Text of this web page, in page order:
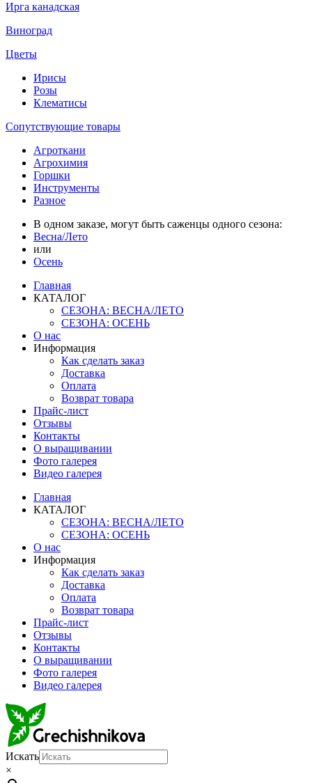
Ирга канадская
Виноград
Цветы
Ирисы
Розы
Клематисы
Сопутствующие товары
Агроткани
Агрохимия
Горшки
Инструменты
Разное
В одном заказе, могут быть саженцы одного сезона:
Весна/Лето
или
Осень
Главная
КАТАЛОГ
СЕЗОНА: ВЕСНА/ЛЕТО
СЕЗОНА: ОСЕНЬ
О нас
Информация
Как сделать заказ
Доставка
Оплата
Возврат товара
Прайс-лист
Отзывы
Контакты
О выращивании
Фото галерея
Видео галерея
Главная
КАТАЛОГ
СЕЗОНА: ВЕСНА/ЛЕТО
СЕЗОНА: ОСЕНЬ
О нас
Информация
Как сделать заказ
Доставка
Оплата
Возврат товара
Прайс-лист
Отзывы
Контакты
О выращивании
Фото галерея
Видео галерея
Искать
×